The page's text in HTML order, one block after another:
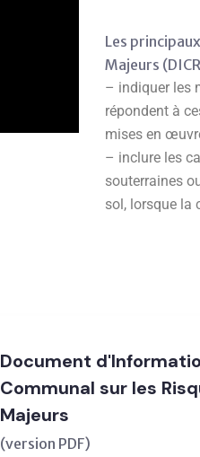
Les
Majeurs
– indiquer les
répondent à
mises en
– inclure les
souterraines
sol, lorsque la
Document
Communal sur les
Majeurs
(version PDF)